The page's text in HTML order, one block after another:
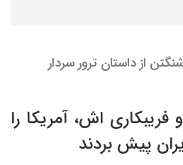
از داستان ترور سردار
اش، آمریکا را
پیش بردند